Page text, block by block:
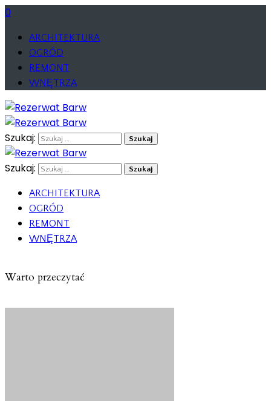
0
ARCHITEKTURA
OGRÓD
REMONT
WNĘTRZA
Szukaj:
Szukaj:
ARCHITEKTURA
OGRÓD
REMONT
WNĘTRZA
Warto przeczytać